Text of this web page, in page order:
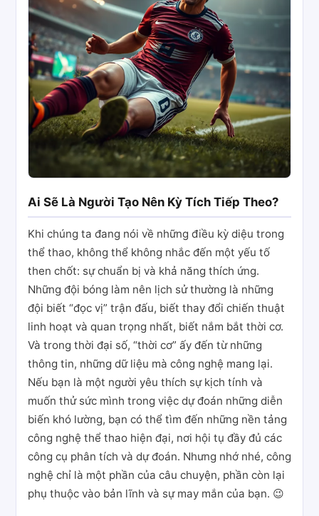
Ai Sẽ Là Người Tạo Nên Kỳ Tích Tiếp Theo?
Khi chúng ta đang nói về những điều kỳ diệu trong
thể thao, không thể không nhắc đến một yếu tố
then chốt: sự chuẩn bị và khả năng thích ứng.
Những đội bóng làm nên lịch sử thường là những
đội biết “đọc vị” trận đấu, biết thay đổi chiến thuật
linh hoạt và quan trọng nhất, biết nắm bắt thời cơ.
Và trong thời đại số, “thời cơ” ấy đến từ những
thông tin, những dữ liệu mà công nghệ mang lại.
Nếu bạn là một người yêu thích sự kịch tính và
muốn thử sức mình trong việc dự đoán những diễn
biến khó lường, bạn có thể tìm đến những nền tảng
công nghệ thể thao hiện đại, nơi hội tụ đầy đủ các
công cụ phân tích và dự đoán. Nhưng nhớ nhé, công
nghệ chỉ là một phần của câu chuyện, phần còn lại
phụ thuộc vào bản lĩnh và sự may mắn của bạn. 😉